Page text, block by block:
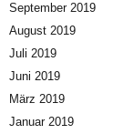
September 2019
August 2019
Juli 2019
Juni 2019
März 2019
Januar 2019